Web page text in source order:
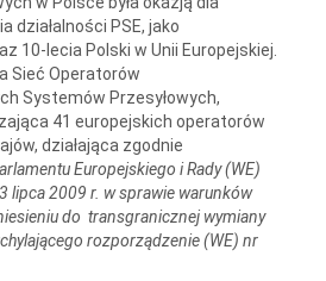
działalności PSE, jako
10-lecia Polski w Unii Europejskiej.
Sieć Operatorów
Systemów Przesyłowych,
41 europejskich operatorów
działająca zgodnie
Europejskiego i Rady (WE)
lipca 2009 r. w sprawie warunków
do transgranicznej wymiany
rozporządzenie (WE) nr